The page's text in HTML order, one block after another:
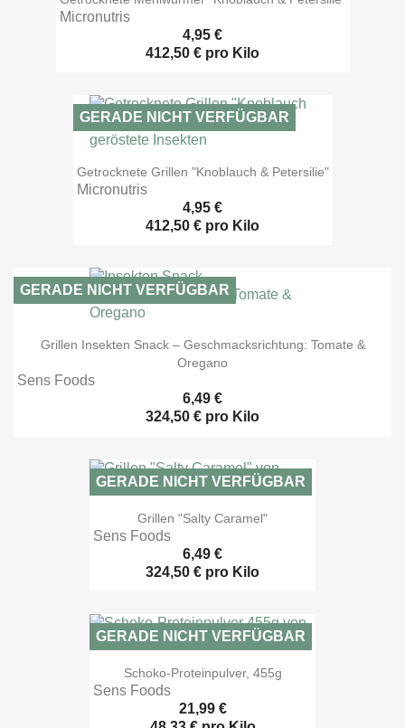
Micronutris
4,95 €
412,50 € pro Kilo
 Vorschau
Getrocknete Grillen "Knoblauch & Petersilie"
Micronutris
4,95 €
412,50 € pro Kilo
GERADE NICHT VERFÜGBAR
 Vorschau
Grillen Insekten Snack – Geschmacksrichtung: Tomate &
Oregano
Sens Foods
6,49 €
324,50 € pro Kilo
GERADE NICHT VERFÜGBAR
 Vorschau
Grillen "Salty Caramel"
Sens Foods
6,49 €
324,50 € pro Kilo
GERADE NICHT VERFÜGBAR
 Vorschau
Schoko-Proteinpulver, 455g
Sens Foods
21,99 €
GERADE NICHT VERFÜGBAR